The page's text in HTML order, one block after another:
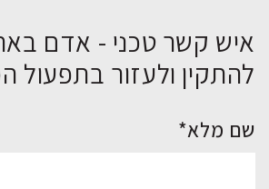
איש קשר טכני - אדם
להתקין ולעזור בתפעול
שם מלא*